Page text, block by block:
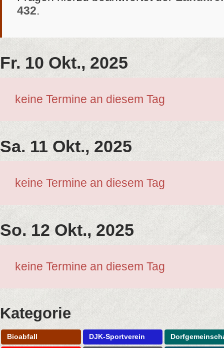
432.
Fr. 10 Okt., 2025
keine Termine an diesem Tag
Sa. 11 Okt., 2025
keine Termine an diesem Tag
So. 12 Okt., 2025
keine Termine an diesem Tag
Kategorie
Bioabfall DJK-Sportverein